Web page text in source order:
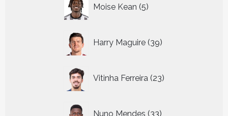
Moise Kean 5
producten
Harry Maguire 39
producten
Vitinha Ferreira 23
producten
Nuno Mendes 33